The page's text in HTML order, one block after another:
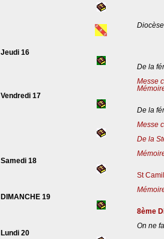
Jeudi 16
De la
Messe
Vendredi 17
De la
Messe
De la
Samedi 18
St
DIMANCHE 19
8ème
On ne
Lundi 20